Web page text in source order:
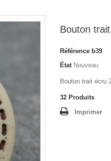
Bouton
Référence b39
État Nouveau
Bouton trait écru
32 Produits
Imprimer